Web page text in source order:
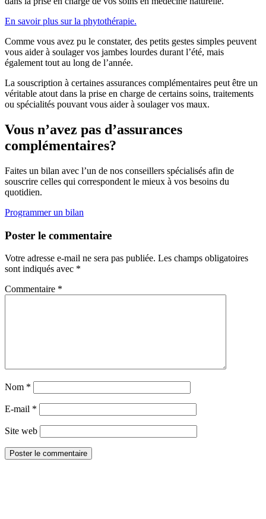
En savoir plus sur la phytothérapie.
Comme vous avez pu le constater, des petits gestes simples peuvent
vous aider à soulager vos jambes lourdes durant l’été, mais
également tout au long de l’année.
La souscription à certaines assurances complémentaires peut être un
véritable atout dans la prise en charge de certains soins, traitements
ou spécialités pouvant vous aider à soulager vos maux.
Vous n’avez pas d’assurances
complémentaires?
Faites un bilan avec l’un de nos conseillers spécialisés afin de
souscrire celles qui correspondent le mieux à vos besoins du
quotidien.
Programmer un bilan
Poster le commentaire
Votre adresse e-mail ne sera pas publiée. Les champs obligatoires
sont indiqués avec *
Commentaire *
Nom *
E-mail *
Site web